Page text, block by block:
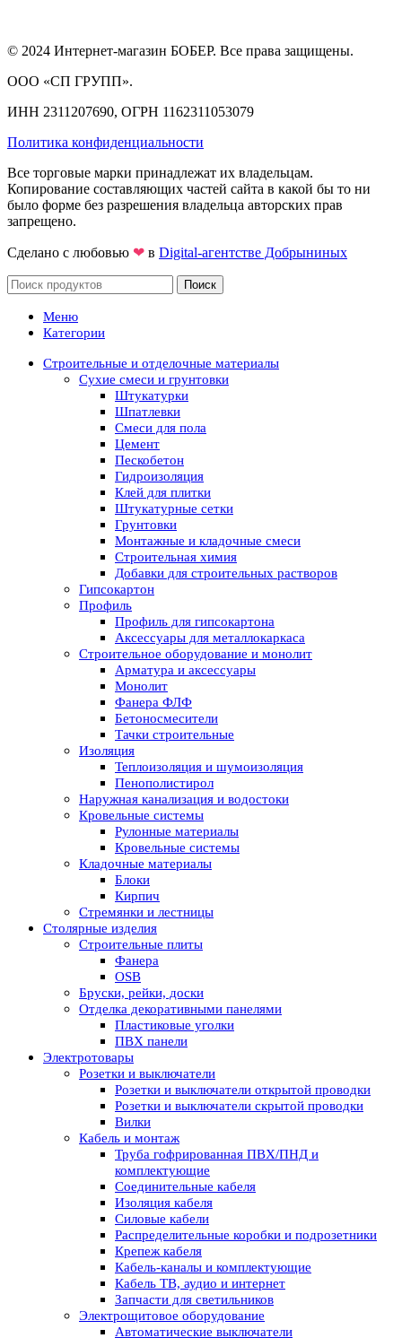
© 2024 Интернет-магазин БОБЕР. Все права защищены.
ООО «СП ГРУПП».
ИНН 2311207690, ОГРН 1162311053079
Политика конфиденциальности
Все торговые марки принадлежат их владельцам.
Копирование составляющих частей сайта в какой бы то ни
было форме без разрешения владельца авторских прав
запрещено.
Сделано с любовью ❤ в Digital-агентстве Добрыниных
Поиск
Меню
Категории
Строительные и отделочные материалы
Сухие смеси и грунтовки
Штукатурки
Шпатлевки
Смеси для пола
Цемент
Пескобетон
Гидроизоляция
Клей для плитки
Штукатурные сетки
Грунтовки
Монтажные и кладочные смеси
Строительная химия
Добавки для строительных растворов
Гипсокартон
Профиль
Профиль для гипсокартона
Аксессуары для металлокаркаса
Строительное оборудование и монолит
Арматура и аксессуары
Монолит
Фанера ФЛФ
Бетоносмесители
Тачки строительные
Изоляция
Теплоизоляция и шумоизоляция
Пенополистирол
Наружная канализация и водостоки
Кровельные системы
Рулонные материалы
Кровельные системы
Кладочные материалы
Блоки
Кирпич
Стремянки и лестницы
Столярные изделия
Строительные плиты
Фанера
OSB
Бруски, рейки, доски
Отделка декоративными панелями
Пластиковые уголки
ПВХ панели
Электротовары
Розетки и выключатели
Розетки и выключатели открытой проводки
Розетки и выключатели скрытой проводки
Вилки
Кабель и монтаж
Труба гофрированная ПВХ/ПНД и
комплектующие
Соединительные кабеля
Изоляция кабеля
Силовые кабели
Распределительные коробки и подрозетники
Крепеж кабеля
Кабель-каналы и комплектующие
Кабель ТВ, аудио и интернет
Запчасти для светильников
Электрощитовое оборудование
Автоматические выключатели